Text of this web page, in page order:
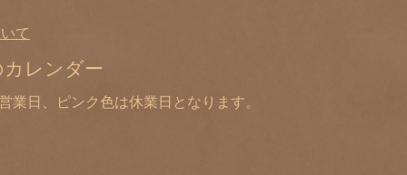
て
レンダー
業日、ピンク色は休業日となります。